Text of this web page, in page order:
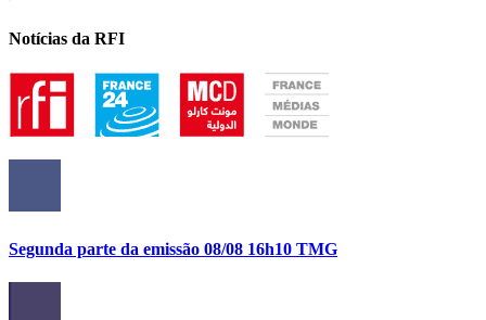
Notícias da RFI
Segunda parte da emissão 08/08 16h10 TMG